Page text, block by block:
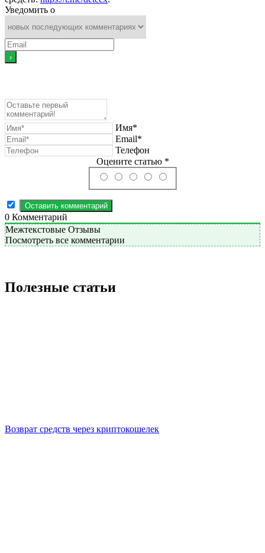
Уведомить о
Имя*
Email*
Телефон
Оцените статью *
0 Комментарий
Межтекстовые Отзывы
Посмотреть все комментарии
Полезные статьи
Возврат средств через криптокошелек